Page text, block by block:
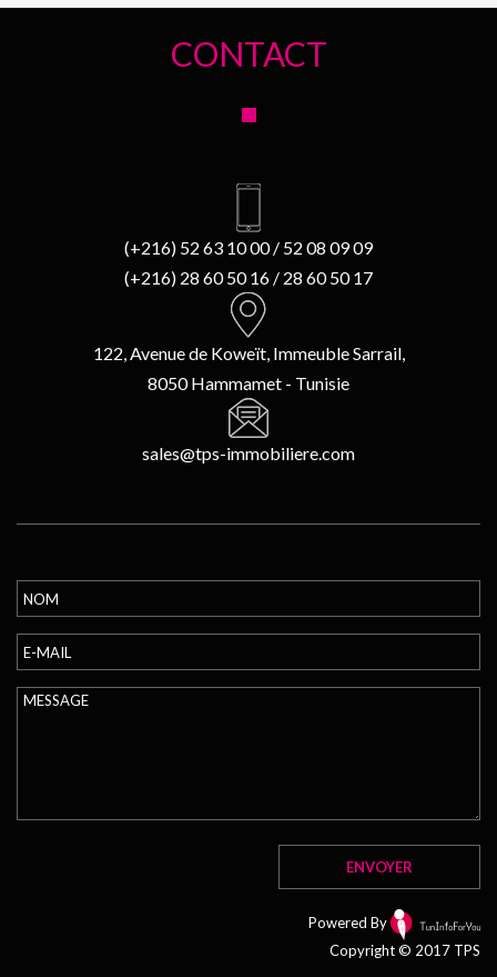
CONTACT
(+216) 52 63 10 00 / 52 08 09 09
(+216) 28 60 50 16 / 28 60 50 17
122, Avenue de Koweït, Immeuble Sarrail,
8050 Hammamet - Tunisie
sales@tps-immobiliere.com
Powered By
Copyright © 2017 TPS